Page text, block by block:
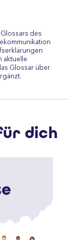
des
aktuelle
Glossar über
dich